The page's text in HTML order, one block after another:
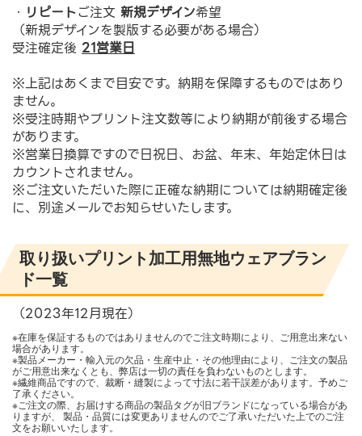
・ リピートご注文 新規デザイン希望
（新規デザインを製版する必要がある場合）
受注確定後 21営業日
※上記はあくまで目安です。納期を保障するものではあり
ません。
※受注時期やプリント注文数等により納期が前後する場合
があります。
※営業日換算ですので日祝日、お盆、年末、年始定休日は
カウントされません。
※ご注文いただいた際に正確な納期については納期確定後
に、別途メールでお知らせいたします。
取り扱いプリント加工用無地ウェアブラン
ド一覧
（2023年12月現在）
※在庫を保証するものではありませんのでご注文時期により、ご用意出来ない
場合があります。
※製品メーカー・輸入元の欠品・生産中止・その他理由により、ご注文の製品
がご用意出来なくとも、弊店は一切の責任を負わないものとします。
※繊維商品ですので、裁断・縫製によって寸法に若干誤差があります。予めご
了承ください。
※ご注文の際、お届けする商品の製品タグが旧ブランドになっている場合があ
りますが、 製品・品質には変更ありませんのでご了承いただいた上でのご注
文をお願いいたします。